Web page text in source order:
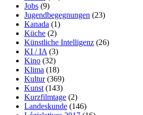
Jobs (9)
Jugendbegegnungen (23)
Kanada (1)
Küche (2)
Künstliche Intelligenz (26)
KI / IA (3)
Kino (32)
Klima (18)
Kultur(369)
Kunst (143)
Kurzfilmtage (2)
Landeskunde (146)